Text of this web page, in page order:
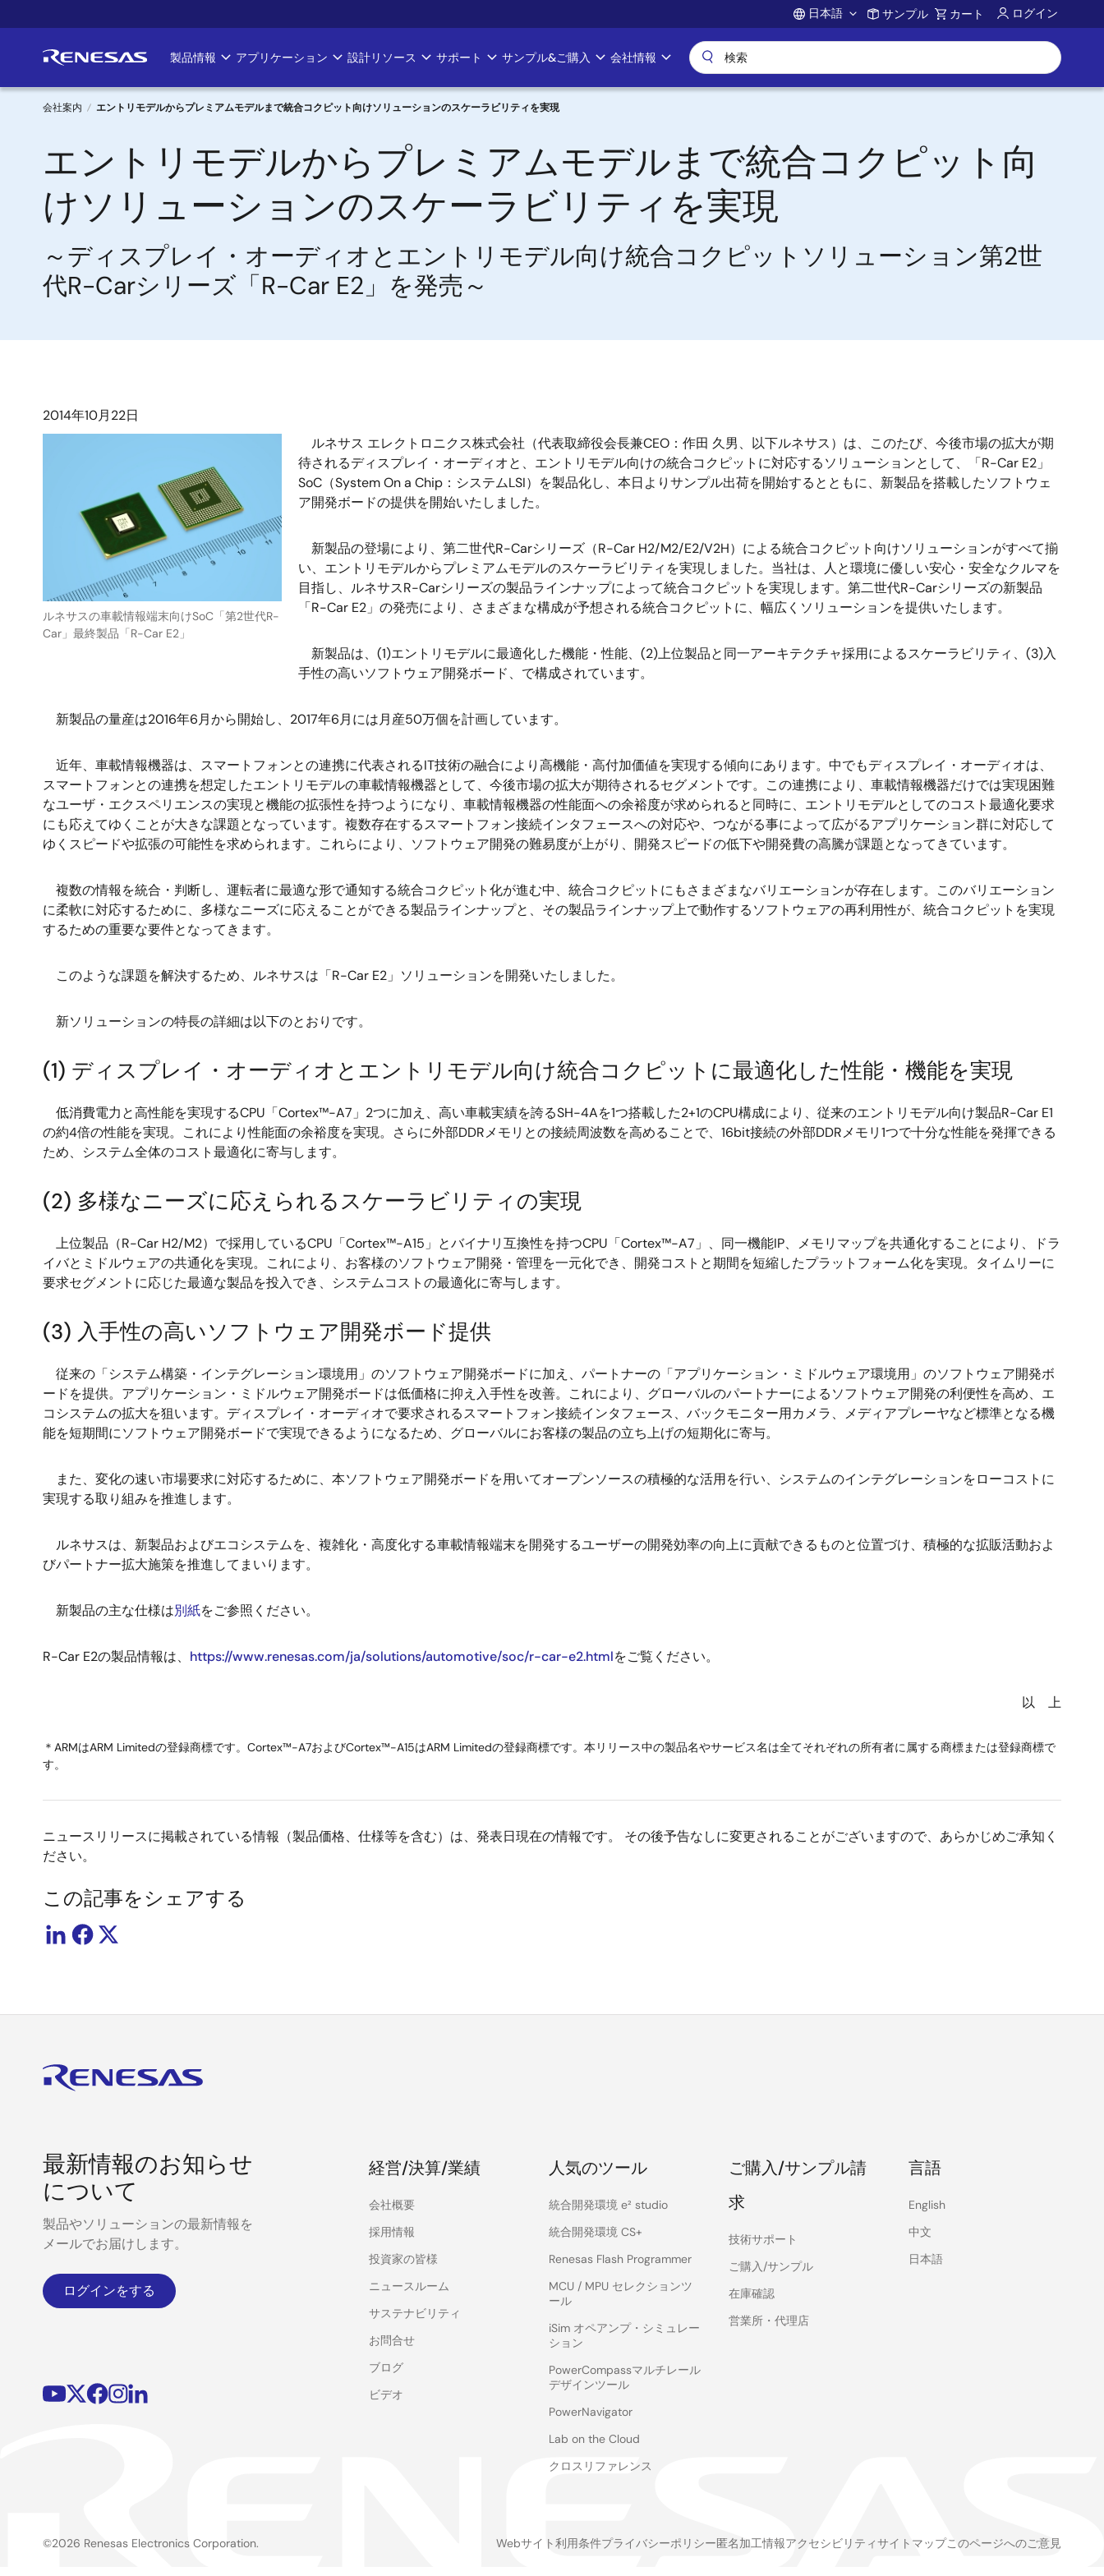
イ
ン
Account
日本語 サンプル カート ログイン
Main
navigation
製品情報 アプリケーション 設計リソース サポート サンプル&ご購入 会社情報
パ
ン
く
ず
会社案内 エントリモデルからプレミアムモデルまで統合コクピット向けソリューションのスケーラビリティを実現
エントリモデルからプレミアムモデルまで統合コクピット向
けソリューションのスケーラビリティを実現
～ディスプレイ・オーディオとエントリモデル向け統合コクピットソリューション第2世
代R-Carシリーズ「R-Car E2」を発売～
2014年10月22日
ルネサスの車載情報端末向けSoC「第2世代R-
Car」最終製品「R-Car E2」
ルネサス エレクトロニクス株式会社（代表取締役会長兼CEO：作田 久男、以下ルネサス）は、このたび、今後市場の拡大が期
待されるディスプレイ・オーディオと、エントリモデル向けの統合コクピットに対応するソリューションとして、「R-Car E2」
SoC（System On a Chip：システムLSI）を製品化し、本日よりサンプル出荷を開始するとともに、新製品を搭載したソフトウェ
ア開発ボードの提供を開始いたしました。
新製品の登場により、第二世代R-Carシリーズ（R-Car H2/M2/E2/V2H）による統合コクピット向けソリューションがすべて揃
い、エントリモデルからプレミアムモデルのスケーラビリティを実現しました。当社は、人と環境に優しい安心・安全なクルマを
目指し、ルネサスR-Carシリーズの製品ラインナップによって統合コクピットを実現します。第二世代R-Carシリーズの新製品
「R-Car E2」の発売により、さまざまな構成が予想される統合コクピットに、幅広くソリューションを提供いたします。
新製品は、(1)エントリモデルに最適化した機能・性能、(2)上位製品と同一アーキテクチャ採用によるスケーラビリティ、(3)入
手性の高いソフトウェア開発ボード、で構成されています。
新製品の量産は2016年6月から開始し、2017年6月には月産50万個を計画しています。
近年、車載情報機器は、スマートフォンとの連携に代表されるIT技術の融合により高機能・高付加価値を実現する傾向にあります。中でもディスプレイ・オーディオは、
スマートフォンとの連携を想定したエントリモデルの車載情報機器として、今後市場の拡大が期待されるセグメントです。この連携により、車載情報機器だけでは実現困難
なユーザ・エクスペリエンスの実現と機能の拡張性を持つようになり、車載情報機器の性能面への余裕度が求められると同時に、エントリモデルとしてのコスト最適化要求
にも応えてゆくことが大きな課題となっています。複数存在するスマートフォン接続インタフェースへの対応や、つながる事によって広がるアプリケーション群に対応して
ゆくスピードや拡張の可能性を求められます。これらにより、ソフトウェア開発の難易度が上がり、開発スピードの低下や開発費の高騰が課題となってきています。
複数の情報を統合・判断し、運転者に最適な形で通知する統合コクピット化が進む中、統合コクピットにもさまざまなバリエーションが存在します。このバリエーション
に柔軟に対応するために、多様なニーズに応えることができる製品ラインナップと、その製品ラインナップ上で動作するソフトウェアの再利用性が、統合コクピットを実現
するための重要な要件となってきます。
このような課題を解決するため、ルネサスは「R-Car E2」ソリューションを開発いたしました。
新ソリューションの特長の詳細は以下のとおりです。
(1) ディスプレイ・オーディオとエントリモデル向け統合コクピットに最適化した性能・機能を実現
低消費電力と高性能を実現するCPU「Cortex™-A7」2つに加え、高い車載実績を誇るSH-4Aを1つ搭載した2+1のCPU構成により、従来のエントリモデル向け製品R-Car E1
の約4倍の性能を実現。これにより性能面の余裕度を実現。さらに外部DDRメモリとの接続周波数を高めることで、16bit接続の外部DDRメモリ1つで十分な性能を発揮できる
ため、システム全体のコスト最適化に寄与します。
(2) 多様なニーズに応えられるスケーラビリティの実現
上位製品（R-Car H2/M2）で採用しているCPU「Cortex™-A15」とバイナリ互換性を持つCPU「Cortex™-A7」、同一機能IP、メモリマップを共通化することにより、ドラ
イバとミドルウェアの共通化を実現。これにより、お客様のソフトウェア開発・管理を一元化でき、開発コストと期間を短縮したプラットフォーム化を実現。タイムリーに
要求セグメントに応じた最適な製品を投入でき、システムコストの最適化に寄与します。
(3) 入手性の高いソフトウェア開発ボード提供
従来の「システム構築・インテグレーション環境用」のソフトウェア開発ボードに加え、パートナーの「アプリケーション・ミドルウェア環境用」のソフトウェア開発ボ
ードを提供。アプリケーション・ミドルウェア開発ボードは低価格に抑え入手性を改善。これにより、グローバルのパートナーによるソフトウェア開発の利便性を高め、エ
コシステムの拡大を狙います。ディスプレイ・オーディオで要求されるスマートフォン接続インタフェース、バックモニター用カメラ、メディアプレーヤなど標準となる機
能を短期間にソフトウェア開発ボードで実現できるようになるため、グローバルにお客様の製品の立ち上げの短期化に寄与。
また、変化の速い市場要求に対応するために、本ソフトウェア開発ボードを用いてオープンソースの積極的な活用を行い、システムのインテグレーションをローコストに
実現する取り組みを推進します。
ルネサスは、新製品およびエコシステムを、複雑化・高度化する車載情報端末を開発するユーザーの開発効率の向上に貢献できるものと位置づけ、積極的な拡販活動およ
びパートナー拡大施策を推進してまいります。
新製品の主な仕様は別紙をご参照ください。
R-Car E2の製品情報は、 https://www.renesas.com/ja/solutions/automotive/soc/r-car-e2.htmlをご覧ください。
以 上
＊ARMはARM Limitedの登録商標です。Cortex™-A7およびCortex™-A15はARM Limitedの登録商標です。本リリース中の製品名やサービス名は全てそれぞれの所有者に属する商標または登録商標で
す。
ニュースリリースに掲載されている情報（製品価格、仕様等を含む）は、発表日現在の情報です。 その後予告なしに変更されることがございますので、あらかじめご承知く
ださい。
この記事をシェアする
最新情報のお知らせ
について
製品やソリューションの最新情報を
メールでお届けします。
ログインをする
経営/決算/業績
会社概要
採用情報
投資家の皆様
ニュースルーム
サステナビリティ
お問合せ
ブログ
ビデオ
人気のツール
統合開発環境 e² studio
統合開発環境 CS+
Renesas Flash Programmer
MCU / MPU セレクションツ
ール
iSim オペアンプ・シミュレー
ション
PowerCompassマルチレール
デザインツール
PowerNavigator
Lab on the Cloud
クロスリファレンス
ご購入/サンプル請
求
技術サポート
ご購入/サンプル
在庫確認
営業所・代理店
言語
English
中文
日本語
©2026 Renesas Electronics Corporation. Webサイト利用条件プライバシーポリシー匿名加工情報アクセシビリティサイトマップこのページへのご意見